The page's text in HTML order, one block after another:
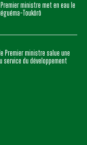
ministre met en eau le
Toukôrô
Premier ministre salue une
du développement